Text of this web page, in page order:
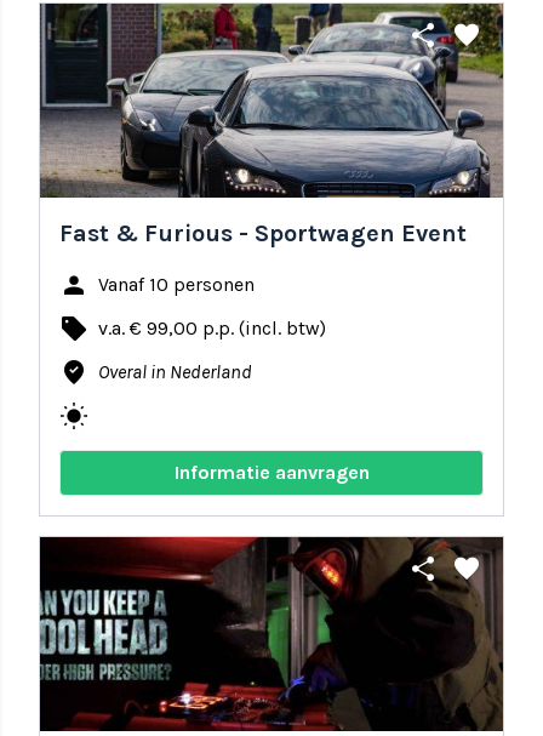
share favorite
Fast & Furious - Sportwagen Event
person Vanaf 10 personen
local_offer v.a. € 99,00 p.p. (incl. btw)
where_to_vote Overal in Nederland
wb_sunny
Informatie aanvragen
share favorite